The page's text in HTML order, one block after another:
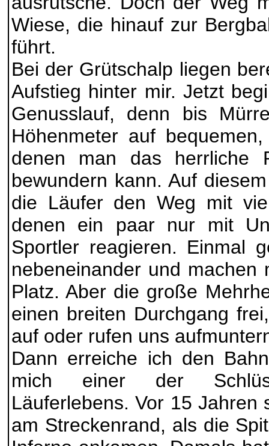
Wiese, die hinauf zur
führt.
Bei der Grütschalp liegen
Aufstieg hinter mir. Jetzt
Genusslauf, denn bis
Höhenmeter auf
denen man das herrliche
bewundern kann. Auf
die Läufer den Weg mit
denen ein paar nur mit
Sportler reagieren. Einmal
nebeneinander und machen
Platz. Aber die große
einen breiten Durchgang
auf oder rufen uns
Dann erreiche ich den
mich einer der
Läuferlebens. Vor 15 Jahren
am Streckenrand, als die